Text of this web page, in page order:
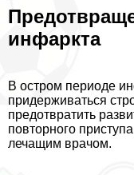
инфаркта
В остром периоде
придерживаться
предотвратить
повторного
лечащим врачом.